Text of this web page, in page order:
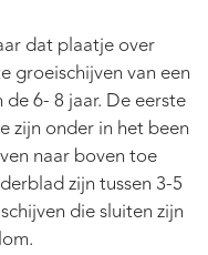
dat plaatje over
groeischijven van een
6- 8 jaar. De eerste
zijn onder in het been
naar boven toe
zijn tussen 3-5
die sluiten zijn